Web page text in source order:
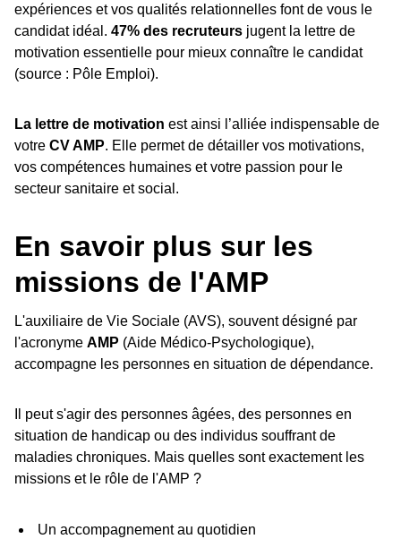
expériences et vos qualités relationnelles font de vous le
candidat idéal. 47% des recruteurs jugent la lettre de
motivation essentielle pour mieux connaître le candidat
(source : Pôle Emploi).
La lettre de motivation est ainsi l’alliée indispensable de
votre CV AMP. Elle permet de détailler vos motivations,
vos compétences humaines et votre passion pour le
secteur sanitaire et social.
En savoir plus sur les
missions de l'AMP
L'auxiliaire de Vie Sociale (AVS), souvent désigné par
l'acronyme AMP (Aide Médico-Psychologique),
accompagne les personnes en situation de dépendance.
Il peut s'agir des personnes âgées, des personnes en
situation de handicap ou des individus souffrant de
maladies chroniques. Mais quelles sont exactement les
missions et le rôle de l'AMP ?
Un accompagnement au quotidien